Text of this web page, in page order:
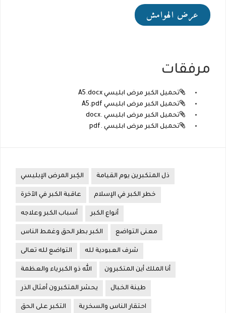
عرض الهوامش
مرفقات
تحميل الكبر مرض ابليسي A5.docx
تحميل الكبر مرض ابليسي A5.pdf
تحميل الكبر مرض ابليسي .docx
تحميل الكبر مرض ابليسي .pdf
الكِبر المرض الإبليسي ذل المتكبرين يوم القيامة
عاقبة الكبر في الآخرة خطر الكبر في الإسلام
أسباب الكبر وعلاجه أنواع الكبر
الكبر بطر الحق وغمط الناس معنى التواضع
التواضع لله تعالى شرف العبودية لله
الله ذو الكبرياء والعظمة أنا الملك أين المتكبرون
يحشر المتكبرون أمثال الذر طينة الخبال
التكبر على الحق احتقار الناس والسخرية